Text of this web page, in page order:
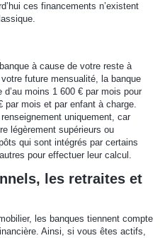
ces financements n’existent
à cause de votre reste à
future mensualité, la banque
moins 1 600 € par mois pour
par mois et par enfant à charge.
uniquement, car
légèrement supérieurs ou
qui sont intégrés par certains
pour effectuer leur calcul.
les retraites et
les banques tiennent compte
Ainsi, si vous êtes actifs,